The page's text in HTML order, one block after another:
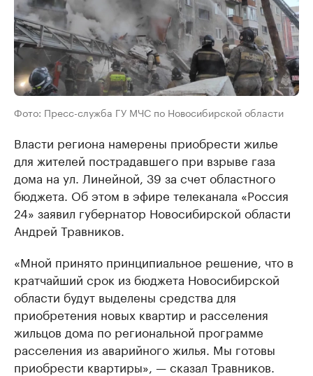
Фото: Пресс-служба ГУ МЧС по Новосибирской области
Власти региона намерены приобрести жилье
для жителей пострадавшего при взрыве газа
дома на ул. Линейной, 39 за счет областного
бюджета. Об этом в эфире телеканала «Россия
24» заявил губернатор Новосибирской области
Андрей Травников.
«Мной принято принципиальное решение, что в
кратчайший срок из бюджета Новосибирской
области будут выделены средства для
приобретения новых квартир и расселения
жильцов дома по региональной программе
расселения из аварийного жилья. Мы готовы
приобрести квартиры», — сказал Травников.